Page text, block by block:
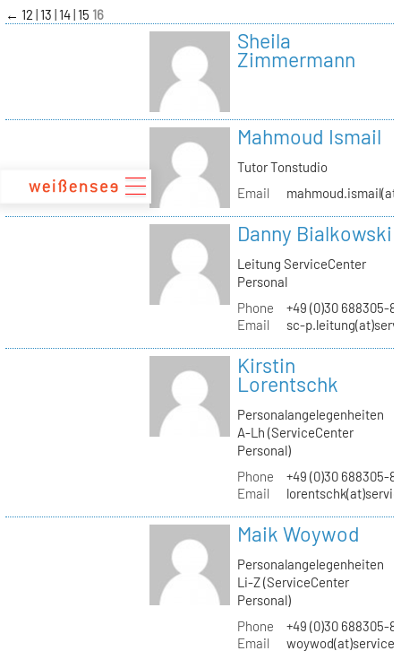
zum
Inhalt
← 12 13 14 15 16
Sheila
Zimmermann
Mahmoud Ismail
Tutor Tonstudio
Email
Danny Bialkowski
Leitung ServiceCenter
Personal
Phone
+49 (0)30 688305-
Email
sc-
Kirstin
Lorentschk
Personalangelegenheiten
A-Lh (ServiceCenter
Personal)
Phone
+49 (0)30 688305-
Email
Maik Woywod
Personalangelegenheiten
Li-Z (ServiceCenter
Personal)
Phone
+49 (0)30 688305-
Email